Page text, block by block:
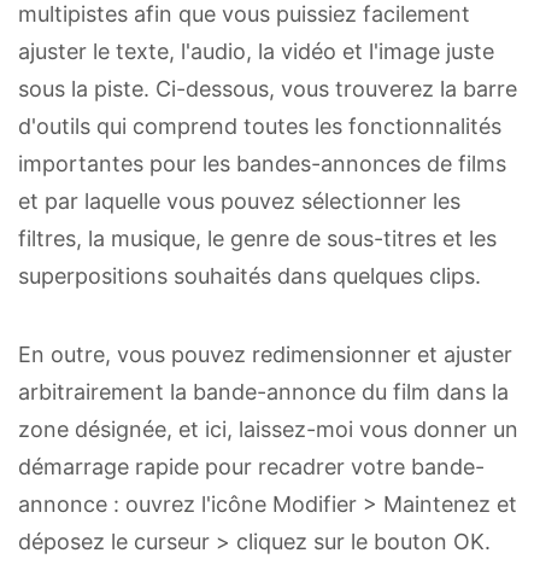
multipistes afin que vous puissiez facilement
ajuster le texte, l'audio, la vidéo et l'image juste
sous la piste. Ci-dessous, vous trouverez la barre
d'outils qui comprend toutes les fonctionnalités
importantes pour les bandes-annonces de films
et par laquelle vous pouvez sélectionner les
filtres, la musique, le genre de sous-titres et les
superpositions souhaités dans quelques clips.
En outre, vous pouvez redimensionner et ajuster
arbitrairement la bande-annonce du film dans la
zone désignée, et ici, laissez-moi vous donner un
démarrage rapide pour recadrer votre bande-
annonce : ouvrez l'icône Modifier > Maintenez et
déposez le curseur > cliquez sur le bouton OK.